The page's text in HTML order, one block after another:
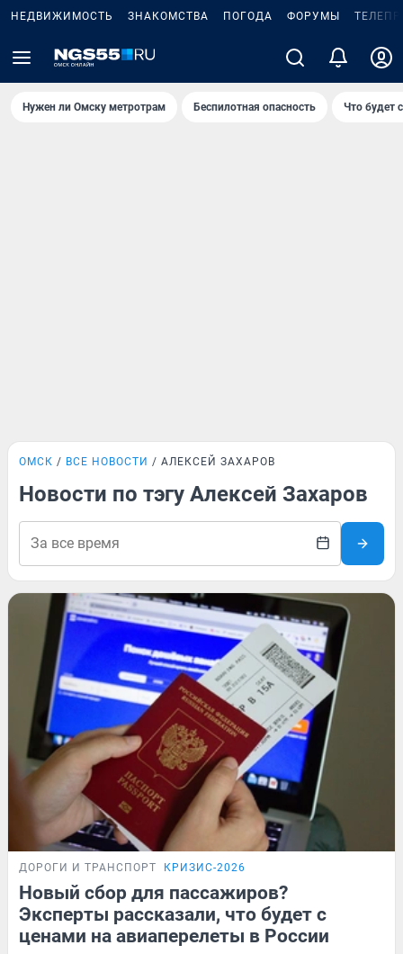
НЕДВИЖИМОСТЬ ЗНАКОМСТВА ПОГОДА ФОРУМЫ
Нужен ли Омску метротрам Беспилотная опасность Что будет
ОМСК ВСЕ НОВОСТИ АЛЕКСЕЙ ЗАХАРОВ
Новости по тэгу Алексей Захаров
ДОРОГИ И ТРАНСПОРТ КРИЗИС-2026
Новый сбор для пассажиров?
Эксперты рассказали, что будет с
ценами на авиаперелеты в России